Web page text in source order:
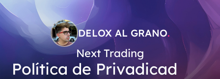
DELOX AL GRANO.
Next Trading
Política de Privadicad